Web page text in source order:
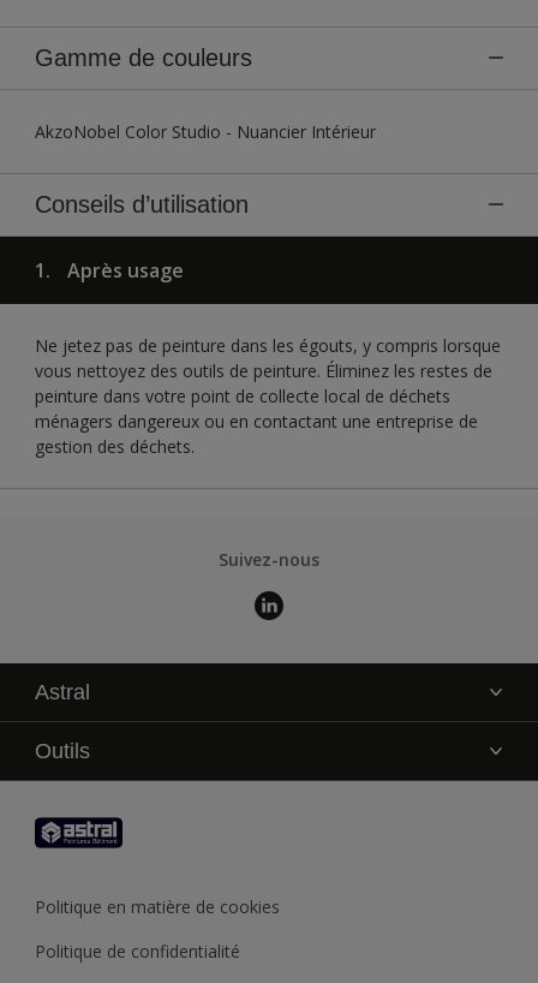
Gamme de couleurs
AkzoNobel Color Studio - Nuancier Intérieur
Conseils d’utilisation
1. Après usage
Ne jetez pas de peinture dans les égouts, y compris lorsque
vous nettoyez des outils de peinture. Éliminez les restes de
peinture dans votre point de collecte local de déchets
ménagers dangereux ou en contactant une entreprise de
gestion des déchets.
Suivez-nous
Astral
La marque
Service technique
Contact
Trouver un point de vente
Recycler son pot de peinture
Outils
Politique en matière de cookies
Politique de confidentialité